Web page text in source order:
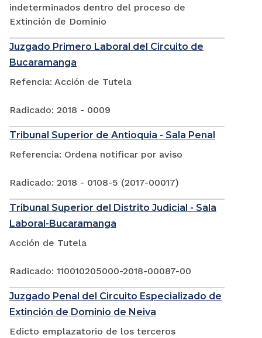
indeterminados dentro del proceso de
Extinción de Dominio
Juzgado Primero Laboral del Circuito de
Bucaramanga
Refencia: Acción de Tutela
Radicado: 2018 - 0009
Tribunal Superior de Antioquia - Sala Penal
Referencia: Ordena notificar por aviso
Radicado: 2018 - 0108-5 (2017-00017)
Tribunal Superior del Distrito Judicial - Sala
Laboral-Bucaramanga
Acción de Tutela
Radicado: 110010205000-2018-00087-00
Juzgado Penal del Circuito Especializado de
Extinción de Dominio de Neiva
Edicto emplazatorio de los terceros